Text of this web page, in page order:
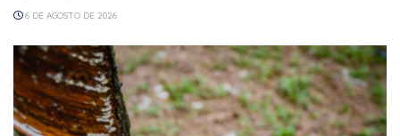
6 DE AGOSTO DE 2026